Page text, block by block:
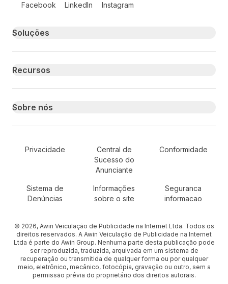
Facebook LinkedIn Instagram
Primary footer navigation
Soluções
Recursos
Sobre nós
Secondary Footer Navigation
Privacidade
Central de
Sucesso do
Anunciante
Conformidade
Sistema de
Denúncias
Informações
sobre o site
Seguranca
informacao
© 2026, Awin Veiculação de Publicidade na Internet Ltda. Todos os
direitos reservados. A Awin Veiculação de Publicidade na Internet
Ltda é parte do Awin Group. Nenhuma parte desta publicação pode
ser reproduzida, traduzida, arquivada em um sistema de
recuperação ou transmitida de qualquer forma ou por qualquer
meio, eletrônico, mecânico, fotocópia, gravação ou outro, sem a
permissão prévia do proprietário dos direitos autorais.